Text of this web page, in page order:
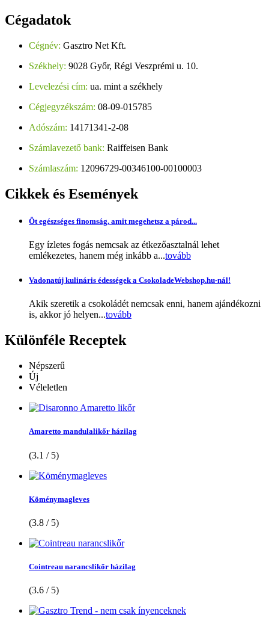
Cégadatok
Cégnév: Gasztro Net Kft.
Székhely: 9028 Győr, Régi Veszprémi u. 10.
Levelezési cím: ua. mint a székhely
Cégjegyzékszám: 08-09-015785
Adószám: 14171341-2-08
Számlavezető bank: Raiffeisen Bank
Számlaszám: 12096729-00346100-00100003
Cikkek és Események
Öt egészséges finomság, amit megehetsz a párod...
Egy ízletes fogás nemcsak az étkezőasztalnál lehet
emlékezetes, hanem még inkább a...tovább
Vadonatúj kulináris édességek a CsokoladeWebshop.hu-nál!
Akik szeretik a csokoládét nemcsak enni, hanem ajándékozni
is, akkor jó helyen...tovább
Különféle Receptek
Népszerű
Új
Véleletlen
Amaretto mandulalikőr házilag
(3.1 / 5)
Köménymagleves
(3.8 / 5)
Cointreau narancslikőr házilag
(3.6 / 5)